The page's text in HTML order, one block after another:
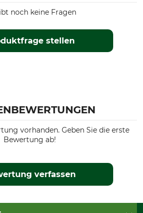
stellen
noch keine Fragen
vorhanden. Geben Sie die erste
Bewertung ab!
verfassen